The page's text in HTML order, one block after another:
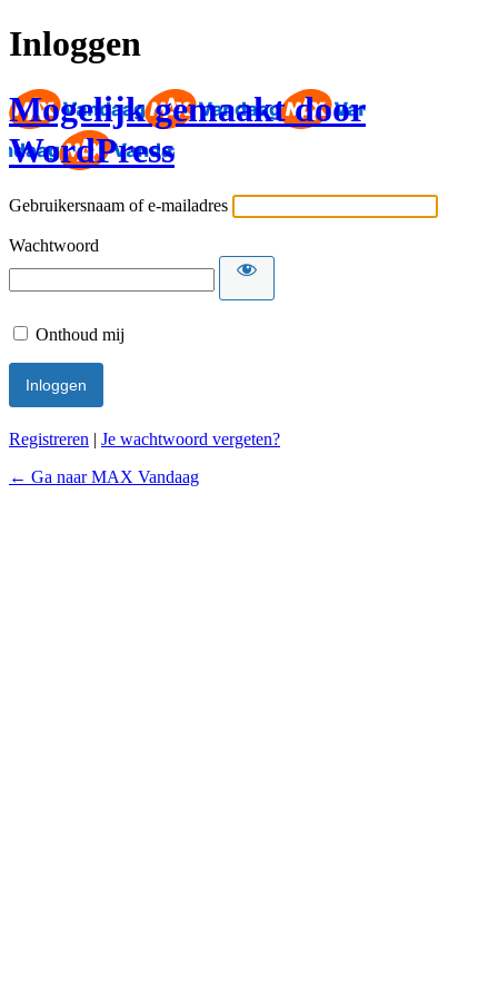
Inloggen
Mogelijk gemaakt door
WordPress
Gebruikersnaam of e-mailadres
Wachtwoord
Onthoud mij
Registreren | Je wachtwoord vergeten?
← Ga naar MAX Vandaag